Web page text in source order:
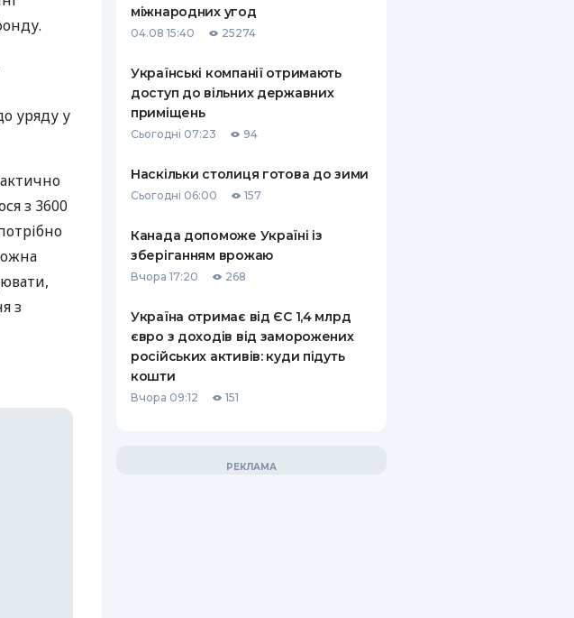
ДЕБЕТОВИХ
ПУТІВНИКИ ПО
ВСІ СТРАХОВІ ПОЛІСИ
СТРАХОВІ КОМПАНІЇ
КОМПАНІЇ
КОНТАКТИ
уряду у
з 3600
з
міжнародних угод
04.08 15:40 25274
Українські компанії отримають
доступ до вільних державних
приміщень
Сьогодні 07:23 94
Наскільки столиця готова до зими
Сьогодні 06:00 157
Канада допоможе Україні із
зберіганням врожаю
Вчора 17:20 268
Україна отримає від ЄС 1,4 млрд
євро з доходів від заморожених
російських активів: куди підуть
кошти
Вчора 09:12 151